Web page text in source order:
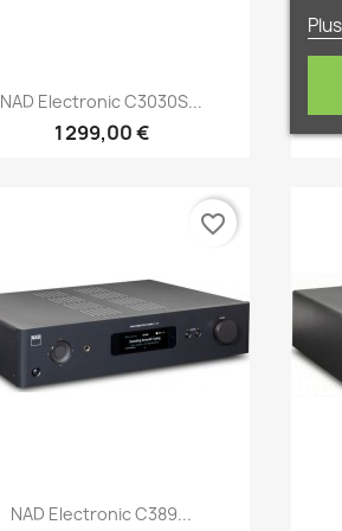
Aperçu rapide
NAD Electronic C3030S...
1 299,00 €
 Aperçu rapide
NAD Electronic C389...
favorite_border